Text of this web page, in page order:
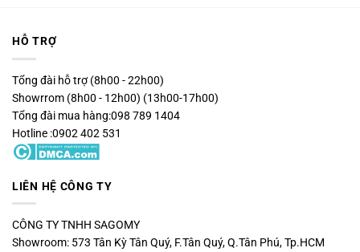
HỖ TRỢ
Tổng đài hỗ trợ (8h00 - 22h00)
Showrrom (8h00 - 12h00) (13h00-17h00)
Tổng đài mua hàng:098 789 1404
Hotline :0902 402 531
LIÊN HỆ CÔNG TY
CÔNG TY TNHH SAGOMY
Showroom: 573 Tân Kỳ Tân Quý, F.Tân Quý, Q.Tân Phú, Tp.HCM